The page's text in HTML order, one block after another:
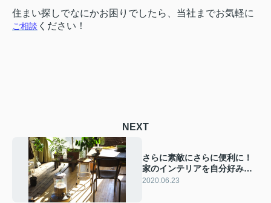
住まい探しでなにかお困りでしたら、当社までお気軽に
ご相談 ください！
NEXT
さらに素敵にさらに便利に！
家のインテリアを自分好みに
仕上げるコツ
2020.06.23